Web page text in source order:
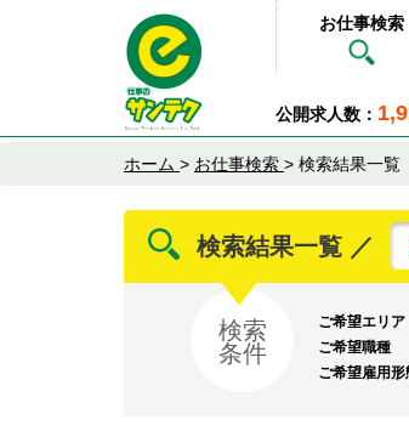
お仕事検索
公開求人数：
ホーム > お仕事検索 > 検索結果一覧
検索結果一覧 ／
検索
条件
ご希望エリア
ご希望職種
ご希望雇用形